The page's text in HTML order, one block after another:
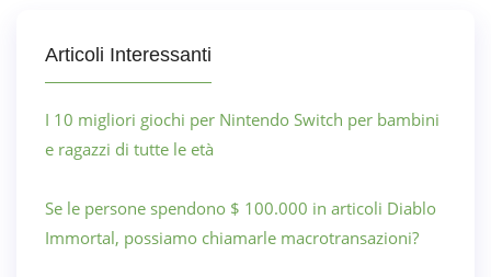
Articoli Interessanti
I 10 migliori giochi per Nintendo Switch per bambini
e ragazzi di tutte le età
Se le persone spendono $ 100.000 in articoli Diablo
Immortal, possiamo chiamarle macrotransazioni?